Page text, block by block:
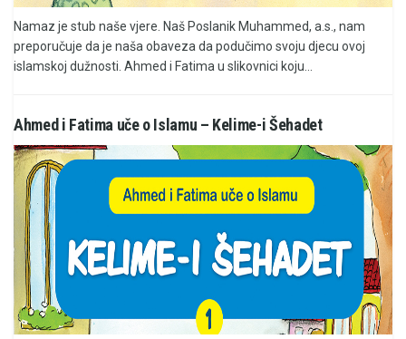
Namaz je stub naše vjere. Naš Poslanik Muhammed, a.s., nam
preporučuje da je naša obaveza da podučimo svoju djecu ovoj
islamskoj dužnosti. Ahmed i Fatima u slikovnici koju...
Ahmed i Fatima uče o Islamu – Kelime-i Šehadet